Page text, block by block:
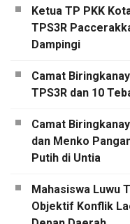
Ketua TP PKK
TPS3R
Dampingi
Camat
TPS3R dan 10
Camat
dan Menko
Putih di Untia
Mahasiswa Luwu
Objektif Konflik